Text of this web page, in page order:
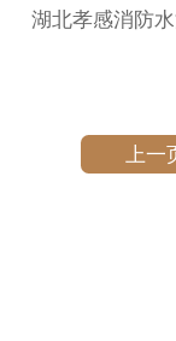
湖北孝感消防
上一